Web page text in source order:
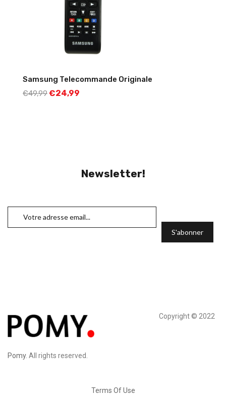
Samsung Telecommande Originale
€49,99€24,99
Newsletter!
Copyright © 2022
Pomy. All rights reserved.
Terms Of Use